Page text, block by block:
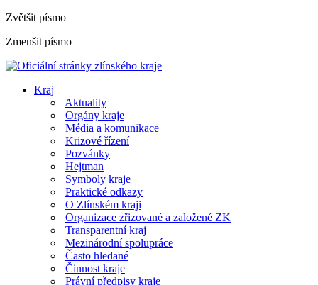
Zvětšit písmo
Zmenšit písmo
Kraj
Aktuality
Orgány kraje
Média a komunikace
Krizové řízení
Pozvánky
Hejtman
Symboly kraje
Praktické odkazy
O Zlínském kraji
Organizace zřizované a založené ZK
Transparentní kraj
Mezinárodní spolupráce
Často hledané
Činnost kraje
Právní předpisy kraje